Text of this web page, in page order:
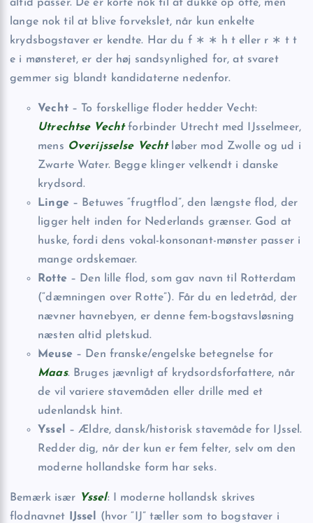
altid passer. De er korte nok til at dukke op ofte, men
lange nok til at blive forvekslet, når kun enkelte
krydsbogstaver er kendte. Har du f ∗ ∗ h t eller r ∗ t t
e i mønsteret, er der høj sandsynlighed for, at svaret
gemmer sig blandt kandidaterne nedenfor.
Vecht– To forskellige floder hedder Vecht:
Utrechtse Vechtforbinder Utrecht med IJsselmeer,
mens Overijsselse Vechtløber mod Zwolle og ud i
Zwarte Water. Begge klinger velkendt i danske
krydsord.
Linge– Betuwes “frugtflod”, den længste flod, der
ligger helt inden for Nederlands grænser. God at
huske, fordi dens vokal-konsonant-mønster passer i
mange ordskemaer.
Rotte– Den lille flod, som gav navn til Rotterdam
(“dæmningen over Rotte”). Får du en ledetråd, der
nævner havnebyen, er denne fem-bogstavsløsning
næsten altid pletskud.
Meuse– Den franske/engelske betegnelse for
Maas. Bruges jævnligt af krydsordsforfattere, når
de vil variere stavemåden eller drille med et
udenlandsk hint.
Yssel
– Ældre, dansk/historisk stavemåde for IJssel.
Redder dig, når der kun er fem felter, selv om den
moderne hollandske form har seks.
Bemærk især Yssel: I moderne hollandsk skrives
flodnavnet
IJssel
(hvor “IJ” tæller som to bogstaver i